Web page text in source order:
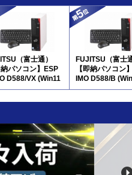
（富士通）
納パソコン】ESP
D588/VX (Win11
新品) 5D8
FUJITSU（富士
【即納パソコン
IMO D588/B
64) 7D9(SSD新